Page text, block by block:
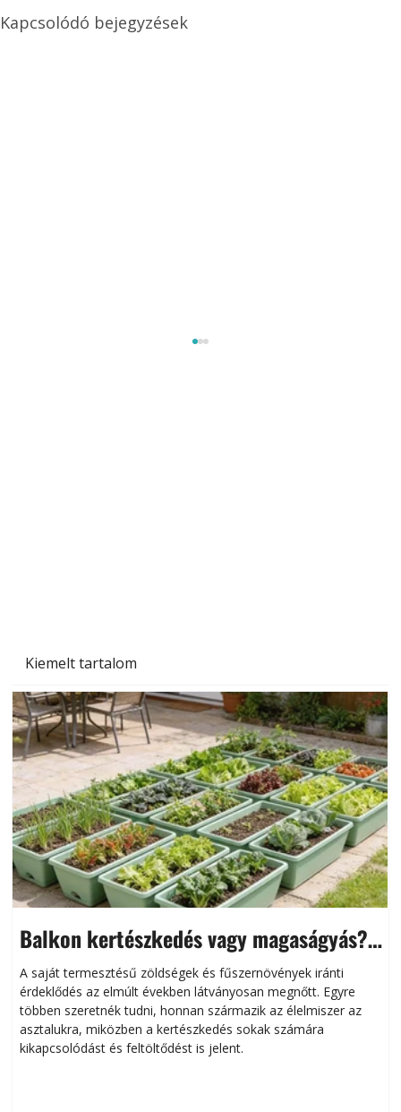
Kiemelt tartalom
Balkon kertészkedés vagy magaságyás?
Helytakarékos kertészkedés
A saját termesztésű zöldségek és fűszernövények iránti
érdeklődés az elmúlt években látványosan megnőtt. Egyre
többen szeretnék tudni, honnan származik az élelmiszer az
asztalukra, miközben a kertészkedés sokak számára
kikapcsolódást és feltöltődést is jelent.
Kapcsolódó bejegyzések